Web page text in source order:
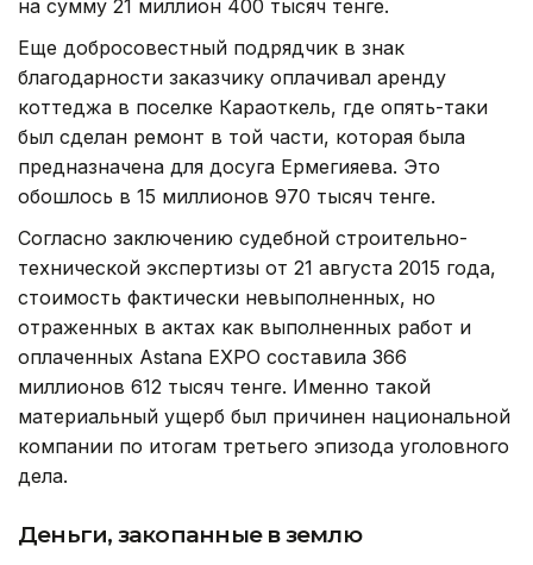
на сумму 21 миллион 400 тысяч тенге.
Еще добросовестный подрядчик в знак
благодарности заказчику оплачивал аренду
коттеджа в поселке Караоткель, где опять-таки
был сделан ремонт в той части, которая была
предназначена для досуга Ермегияева. Это
обошлось в 15 миллионов 970 тысяч тенге.
Согласно заключению судебной строительно-
технической экспертизы от 21 августа 2015 года,
стоимость фактически невыполненных, но
отраженных в актах как выполненных работ и
оплаченных Astana EXPO составила 366
миллионов 612 тысяч тенге. Именно такой
материальный ущерб был причинен национальной
компании по итогам третьего эпизода уголовного
дела.
Деньги, закопанные в землю